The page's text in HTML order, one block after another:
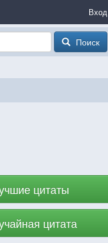
Вход
Поиск
цитаты
цитата